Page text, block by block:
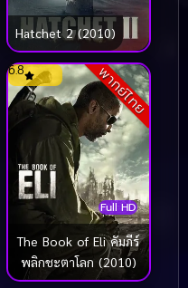
Hatchet 2 (2010)
พากย์ไทย
Full HD
6.8
The Book of Eli คัมภีร์
พลิกชะตาโลก (2010)